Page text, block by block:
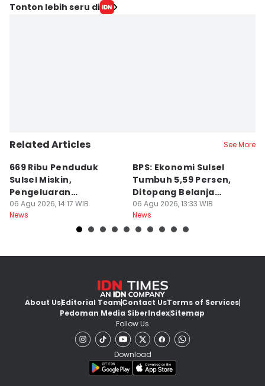
Tonton lebih seru di
Related Articles See More
669 Ribu Penduduk
Sulsel Miskin,
Pengeluaran
Terbesarnya Rokok
06 Agu 2026, 14:17 WIB
News
BPS: Ekonomi Sulsel
Tumbuh 5,59 Persen,
Ditopang Belanja
Pemerintah
06 Agu 2026, 13:33 WIB
News
About UsEditorial TeamContact UsTerms of Services
Pedoman Media SiberIndexSitemap
Follow Us
Download